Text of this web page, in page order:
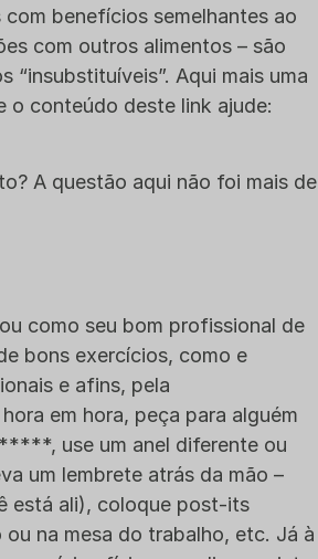
benefícios semelhantes ao
com outros alimentos – são
“insubstituíveis”. Aqui mais uma
o conteúdo deste link ajude:
A questão aqui não foi mais de
como seu bom profissional de
bons exercícios, como e
e afins, pela
em hora, peça para alguém
use um anel diferente ou
um lembrete atrás da mão –
está ali), coloque post-its
na mesa do trabalho, etc. Já à